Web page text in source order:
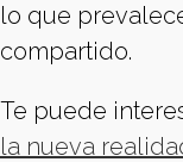
lo que
compartido.
Te puede
la nueva